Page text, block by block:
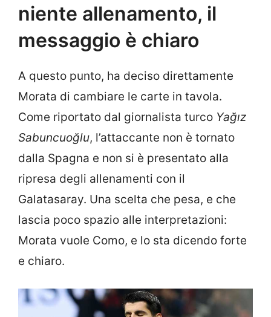
niente allenamento, il
messaggio è chiaro
A questo punto, ha deciso direttamente
Morata di cambiare le carte in tavola.
Come riportato dal giornalista turco Yağız
Sabuncuoğlu, l’attaccante non è tornato
dalla Spagna e non si è presentato alla
ripresa degli allenamenti con il
Galatasaray. Una scelta che pesa, e che
lascia poco spazio alle interpretazioni:
Morata vuole Como, e lo sta dicendo forte
e chiaro.